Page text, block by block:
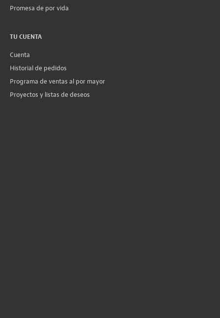
Promesa de por vida
TU CUENTA
Cuenta
Historial de pedidos
Programa de ventas al por mayor
Proyectos y listas de deseos